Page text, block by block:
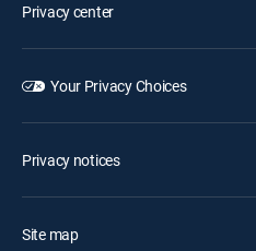
Privacy center
Your Privacy Choices
Privacy notices
Site map